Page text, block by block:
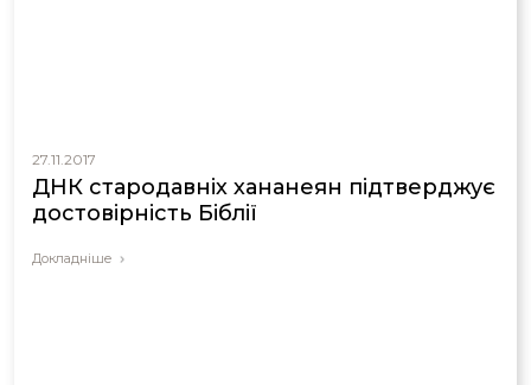
27.11.2017
ДНК стародавніх хананеян підтверджує
достовірність Біблії
Докладніше